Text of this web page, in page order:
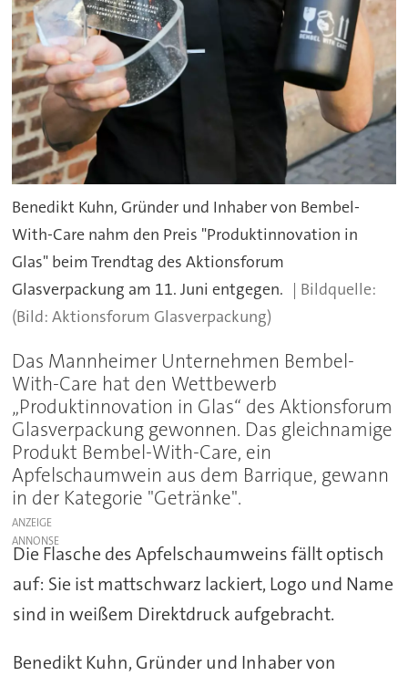
Benedikt Kuhn, Gründer und Inhaber von Bembel-
With-Care nahm den Preis "Produktinnovation in
Glas" beim Trendtag des Aktionsforum
Glasverpackung am 11. Juni entgegen.
(Bild: Aktionsforum Glasverpackung)
Das Mannheimer Unternehmen Bembel-
With-Care hat den Wettbewerb
„Produktinnovation in Glas“ des Aktionsforum
Glasverpackung gewonnen. Das gleichnamige
Produkt Bembel-With-Care, ein
Apfelschaumwein aus dem Barrique, gewann
in der Kategorie "Getränke".
ANZEIGE
Die Flasche des Apfelschaumweins fällt optisch
auf: Sie ist mattschwarz lackiert, Logo und Name
sind in weißem Direktdruck aufgebracht.
Benedikt Kuhn, Gründer und Inhaber von